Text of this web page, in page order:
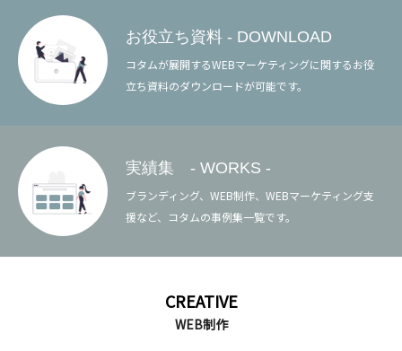
お役立ち資料 - DOWNLOAD
コタムが展開するWEBマーケティングに関するお役
立ち資料のダウンロードが可能です。
実績集 - WORKS -
ブランディング、WEB制作、WEBマーケティング支
援など、コタムの事例集一覧です。
CREATIVE
WEB制作